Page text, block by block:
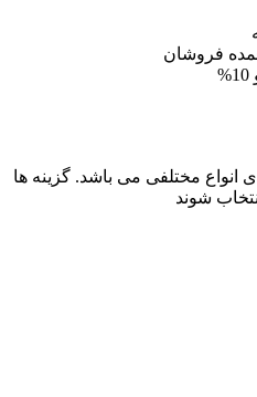
فروشان
انواع مختلفی می باشد. گزینه ها
شوند